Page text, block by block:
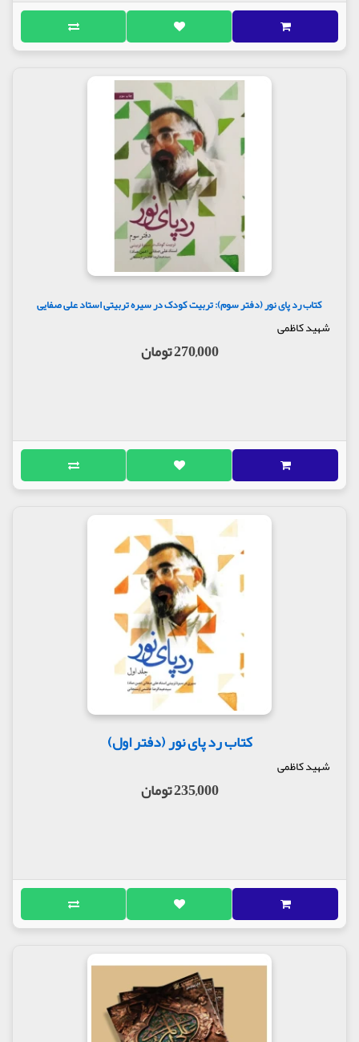
کتاب رد پای نور (دفتر سوم): تربیت کودک در سیره تربیتی استاد علی صفایی
شهید کاظمی
270,000 تومان
کتاب رد پای نور (دفتر اول)
شهید کاظمی
235,000 تومان